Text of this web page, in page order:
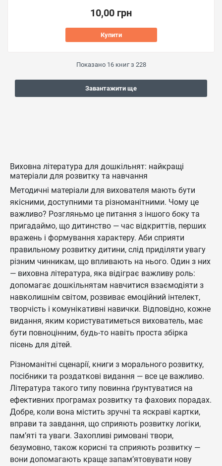
10,00 грн
Купити
Показано 16книг з 228
Завантажити ще
Виховна література для дошкільнят: найкращі
матеріали для розвитку та навчання
Методичні матеріали для вихователя мають бути
якісними, доступними та різноманітними. Чому це
важливо? Розгляньмо це питання з іншого боку та
пригадаймо, що дитинство — час відкриттів, перших
вражень і формування характеру. Аби сприяти
правильному розвитку дитини, слід приділяти увагу
різним чинникам, що впливають на нього. Один з них
— виховна література, яка відіграє важливу роль:
допомагає дошкільнятам навчитися взаємодіяти з
навколишнім світом, розвиває емоційний інтелект,
творчість і комунікативні навички. Відповідно, кожне
видання, яким користуватиметься вихователь, має
бути повноцінним, будь-то навіть проста збірка
пісень для дітей.
Різноманітні сценарії, книги з морального розвитку,
посібники та роздаткові видання — все це важливо.
Література такого типу повинна ґрунтуватися на
ефективних програмах розвитку та фахових порадах.
Добре, коли вона містить зручні та яскраві картки,
вправи та завдання, що сприяють розвитку логіки,
пам’яті та уваги. Захопливі римовані твори,
безумовно, також корисні та сприяють розвитку —
вони допомагають краще запам’ятовувати нову